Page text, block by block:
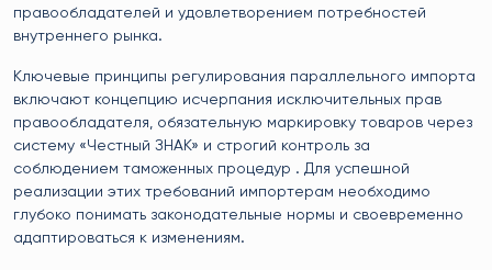
правообладателей и удовлетворением потребностей
внутреннего рынка.
Ключевые принципы регулирования параллельного импорта
включают концепцию исчерпания исключительных прав
правообладателя, обязательную маркировку товаров через
систему «Честный ЗНАК» и строгий контроль за
соблюдением таможенных процедур . Для успешной
реализации этих требований импортерам необходимо
глубоко понимать законодательные нормы и своевременно
адаптироваться к изменениям.